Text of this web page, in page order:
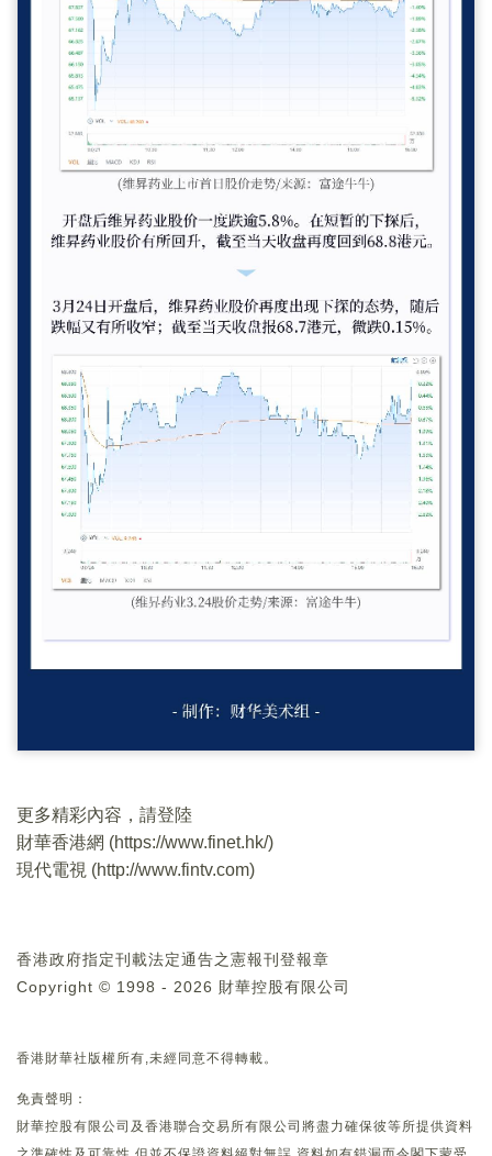
更多精彩內容，請登陸
財華香港網 (https://www.finet.hk/)
現代電視 (http://www.fintv.com)
香港政府指定刊載法定通告之憲報刊登報章
Copyright © 1998 - 2026 財華控股有限公司
香港財華社版權所有,未經同意不得轉載。
免責聲明：
財華控股有限公司及香港聯合交易所有限公司將盡力確保彼等所提供資料